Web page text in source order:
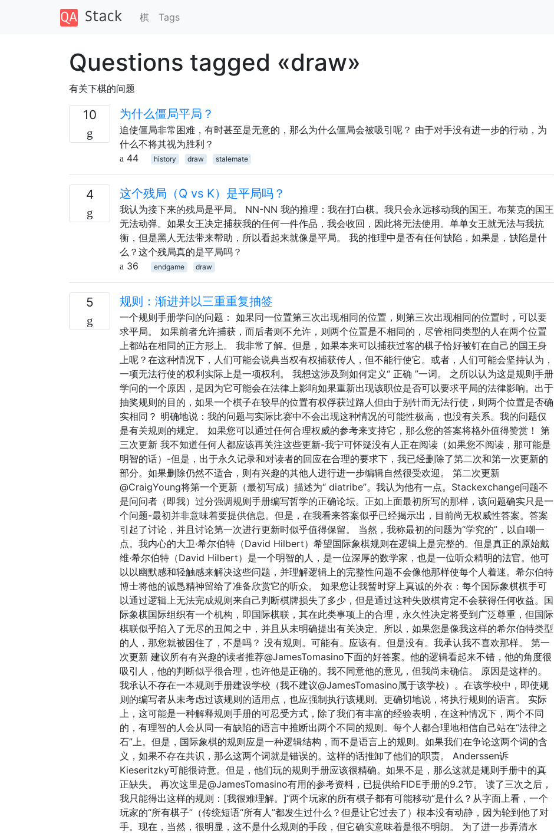
棋 Tags
Questions tagged «draw»
有关下棋的问题
10 为什么僵局平局？
迫使僵局非常困难，有时甚至是无意的，那么为什么僵局会被吸引呢？ 由于对手没有进一步的行动，为
什么不将其视为胜利？
44
history draw stalemate
4 这个残局（Q vs K）是平局吗？
我认为接下来的残局是平局。 NN-NN 我的推理：我在打白棋。我只会永远移动我的国王。布莱克的国王
无法动弹。如果女王决定捕获我的任何一件作品，我会收回，因此将无法使用。单单女王就无法与我抗
衡，但是黑人无法带来帮助，所以看起来就像是平局。 我的推理中是否有任何缺陷，如果是，缺陷是什
么？这个残局真的是平局吗？
36
endgame draw
5 规则：渐进并以三重重复抽签
一个规则手册学问的问题： 如果同一位置第三次出现相同的位置，则第三次出现相同的位置时，可以要
求平局。 如果前者允许捕获，而后者则不允许，则两个位置是不相同的，尽管相同类型的人在两个位置
上都站在相同的正方形上。 我非常了解。但是，如果本来可以捕获过客的棋子恰好被钉在自己的国王身
上呢？在这种情况下，人们可能会说典当权有权捕获传人，但不能行使它。或者，人们可能会坚持认为，
一项无法行使的权利实际上是一项权利。 我想这涉及到如何定义“ 正确 ”一词。 之所以认为这是规则手册
学问的一个原因，是因为它可能会在法律上影响如果重新出现该职位是否可以要求平局的法律影响。出于
抽奖规则的目的，如果一个棋子在较早的位置有权俘获过路人但由于别针而无法行使，则两个位置是否确
实相同？ 明确地说：我的问题与实际比赛中不会出现这种情况的可能性极高，也没有关系。我的问题仅
是有关规则的规定。 如果您可以通过任何合理权威的参考来支持它，那么您的答案将格外值得赞赏！ 第
三次更新 我不知道任何人都应该再关注这些更新-我宁可怀疑没有人正在阅读（如果您不阅读，那可能是
明智的话）-但是，出于永久记录和对读者的回应在合理的要求下，我已经删除了第二次和第一次更新的
部分。如果删除仍然不适合，则有兴趣的其他人进行进一步编辑自然很受欢迎。 第二次更新
@CraigYoung将第一个更新（最初写成）描述为“ diatribe”。我认为他有一点。Stackexchange问​​题不
是问问者（即我）过分强调规则手册编写哲学的正确论坛。正如上面最初所写的那样，该问题确实只是一
个问题-最初并非意味着要提供信息。但是，在我看来答案似乎已经揭示出，目前尚无权威性答案。答案
引起了讨论，并且讨论第一次进行更新时似乎值得保留。 当然，我称最初的问题为“学究的”，以自嘲一
点。我内心的大卫·希尔伯特（David Hilbert）希望国际象棋规则在逻辑上是完整的。但是真正的原始戴
维·希尔伯特（David Hilbert）是一个明智的人，是一位深厚的数学家，也是一位听众精明的法官。他可
以以幽默感和轻触感来解决这些问题，并理解逻辑上的完整性问题不会像他那样使每个人着迷。希尔伯特
博士将他的诚恳精神留给了准备欣赏它的听众。 如果您让我暂时穿上真诚的外衣：每个国际象棋棋手可
以通过逻辑上无法完成规则来自己判断棋牌损失了多少，但是通过这种失败棋肯定不会获得任何收益。国
际象棋国际组织有一个机构，即国际棋联，其在此类事项上的合理，永久性决定将受到广泛尊重，但国际
棋联似乎陷入了无尽的丑闻之中，并且从未明确提出有关决定。所以，如果您是像我这样的希尔伯特类型
的人，那您就被困住了，不是吗？ 没有规则。可能有。应该有。但是没有。我承认我不喜欢那样。 第一
次更新 建议所有有兴趣的读者推荐@JamesTomasino下面的好答案。他的逻辑看起来不错，他的角度很
吸引人，他的判断似乎很合理，也许他是正确的。我不同意他的意见，但我尚未确信。 原因是这样的。
我承认不存在一本规则手册建设学校（我不建议@JamesTomasino属于该学校）。在该学校中，即使规
则的编写者从未考虑过该规则的适用点，也应强制执行该规则。更确切地说，将执行规则的语言。 实际
上，这可能是一种解释规则手册的可忍受方式，除了我们有丰富的经验表明，在这种情况下，两个不同
的，有理智的人会从同一有缺陷的语言中推断出两个不同的规则。每个人都合理地相信自己站在“法律之
石”上。但是，国际象棋的规则应是一种逻辑结构，而不是语言上的规则。如果我们在争论这两个词的含
义，如果不存在共识，那么这两个词就是错误的。这样的话推卸了他们的职责。 Anderssen诉
Kieseritzky可能很诗意。但是，他们玩的规则手册应该很精确。如果不是，那么这就是规则手册中的真
正缺失。 再次这里是@JamesTomasino有用的参考资料，已提供给FIDE手册的9.2节。 读了三次之后，
我只能得出这样的规则：[我很难理解。]“两个玩家的所有棋子都有可能移动”是什么？从字面上看，一个
玩家的“所有棋子”（传统短语“所有人”都发生过什么？但是让它过去了）根本没有动静，因为轮到他了对
手。现在，当然，很明显，这不是什么规则的手段，但它确实意味着是很不明朗。 为了进一步弄清水